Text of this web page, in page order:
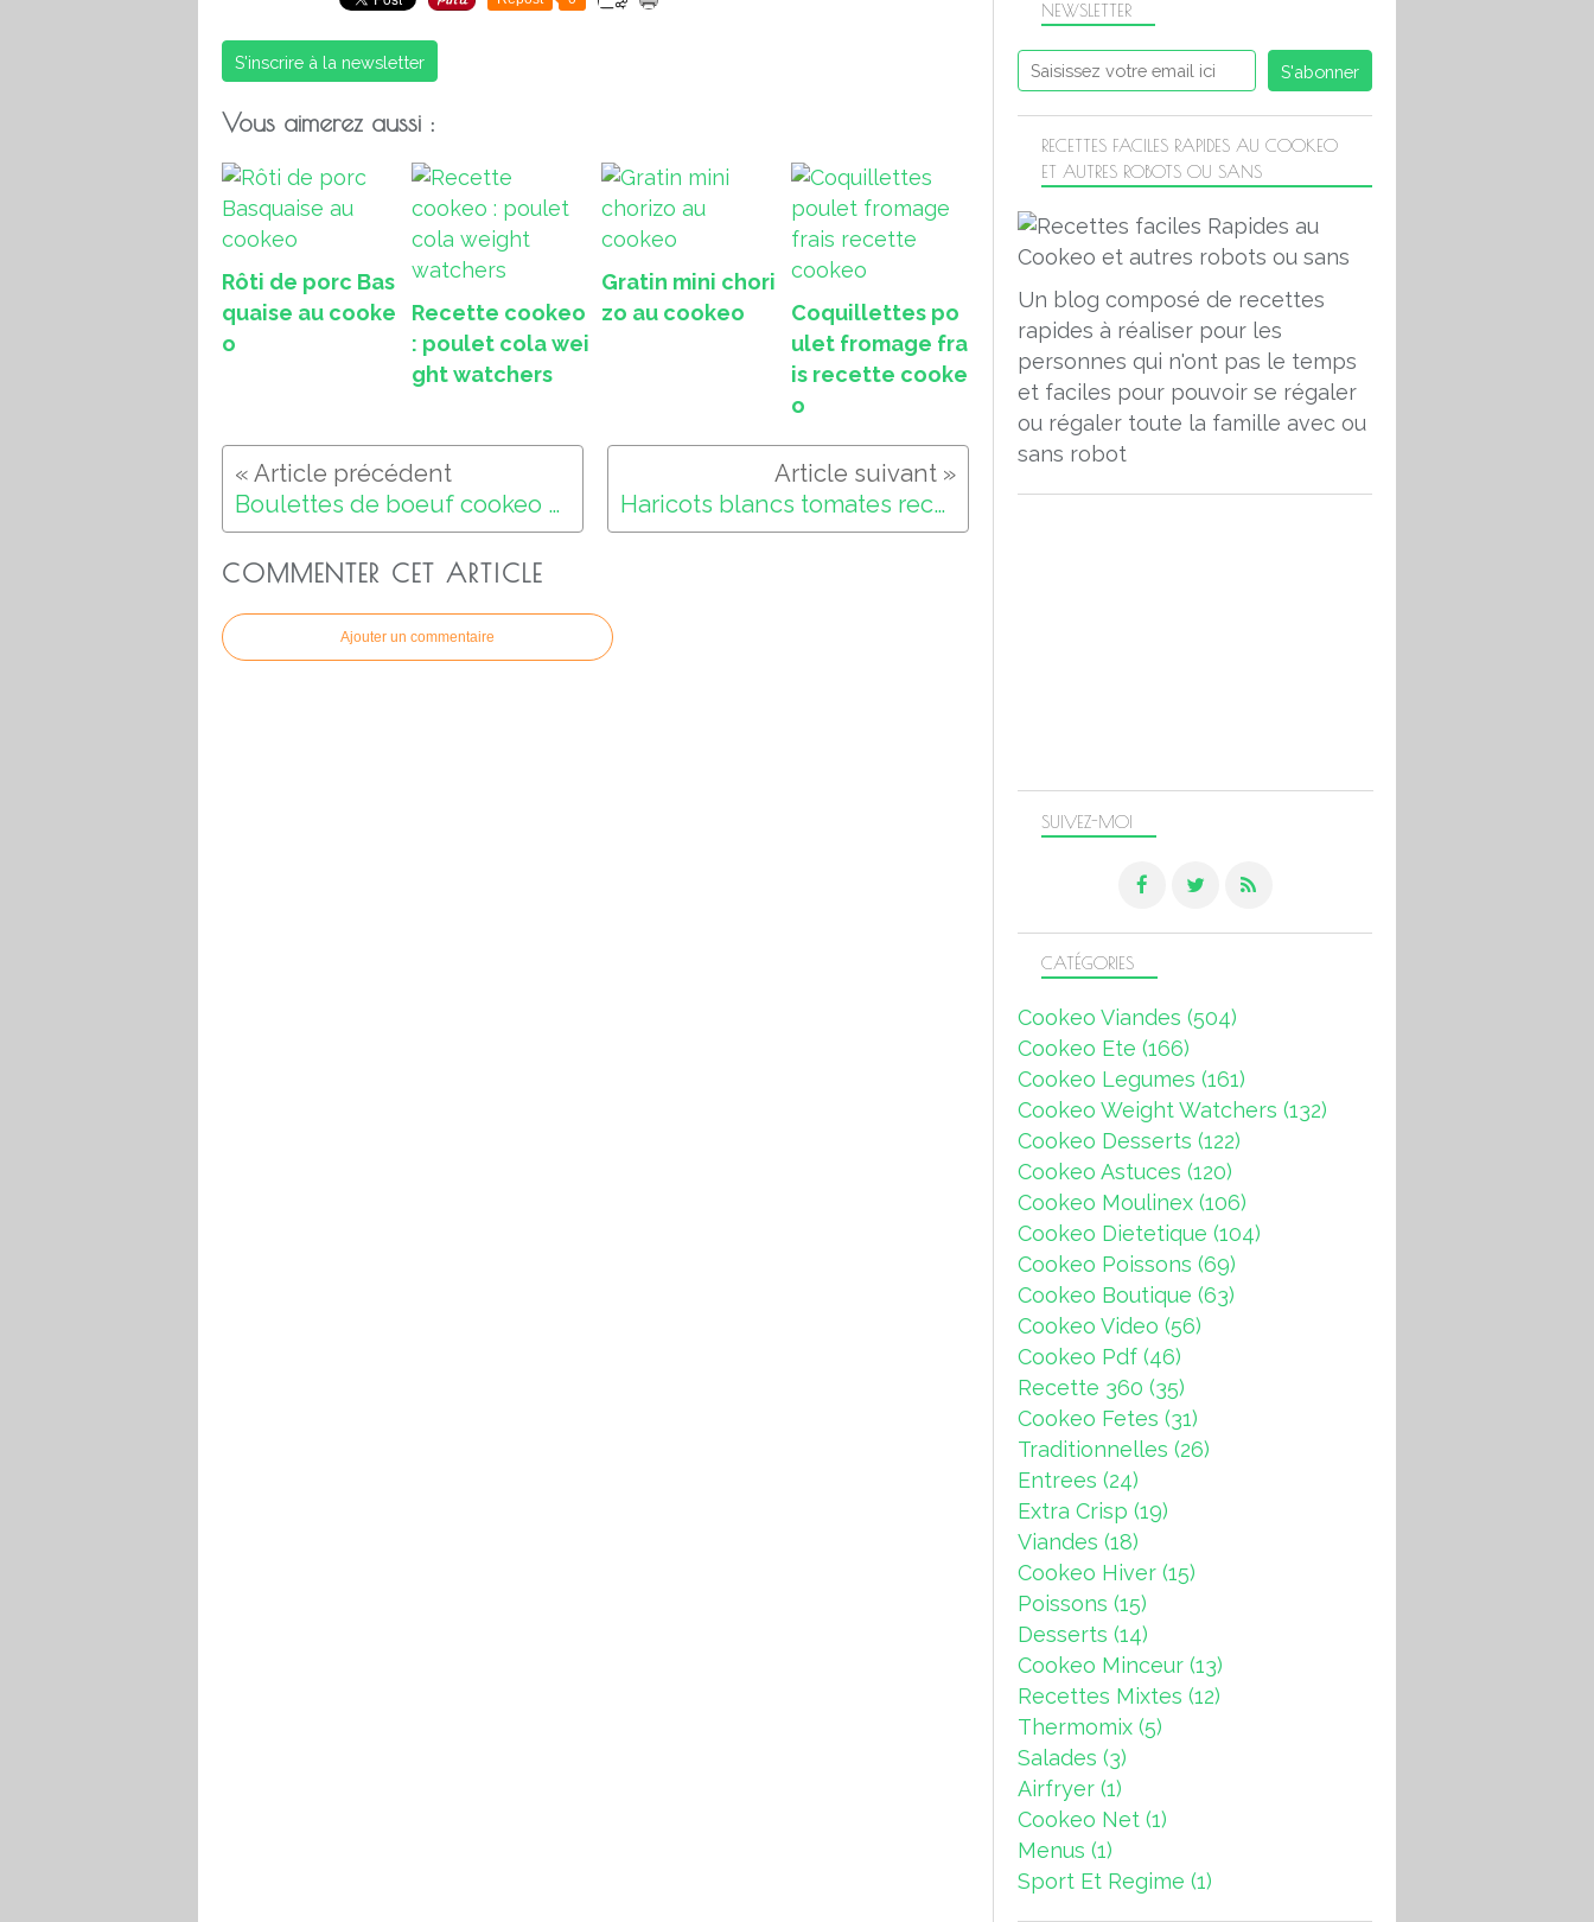
S'inscrire à la newsletter
Vous aimerez aussi :
Rôti de porc Bas
quaise au cooke
o
Recette cookeo
: poulet cola wei
ght watchers
Gratin mini chori
zo au cookeo
Coquillettes po
ulet fromage fra
is recette cooke
o
Boulettes de boeuf cookeo extra crisp Haricots blancs tomates recette cookeo
COMMENTER CET ARTICLE
Ajouter un commentaire
NEWSLETTER
SUIVEZ-MOI
RECETTES FACILES RAPIDES AU COOKEO
ET AUTRES ROBOTS OU SANS
Un blog composé de recettes
rapides à réaliser pour les
personnes qui n'ont pas le temps
et faciles pour pouvoir se régaler
ou régaler toute la famille avec ou
sans robot
CATÉGORIES
Cookeo Viandes (504)
Cookeo Ete (166)
Cookeo Legumes (161)
Cookeo Weight Watchers (132)
Cookeo Desserts (122)
Cookeo Astuces (120)
Cookeo Moulinex (106)
Cookeo Dietetique (104)
Cookeo Poissons (69)
Cookeo Boutique (63)
Cookeo Video (56)
Cookeo Pdf (46)
Recette 360 (35)
Cookeo Fetes (31)
Traditionnelles (26)
Entrees (24)
Extra Crisp (19)
Viandes (18)
Cookeo Hiver (15)
Poissons (15)
Desserts (14)
Cookeo Minceur (13)
Recettes Mixtes (12)
Thermomix (5)
Salades (3)
Airfryer (1)
Cookeo Net (1)
Menus (1)
Sport Et Regime (1)